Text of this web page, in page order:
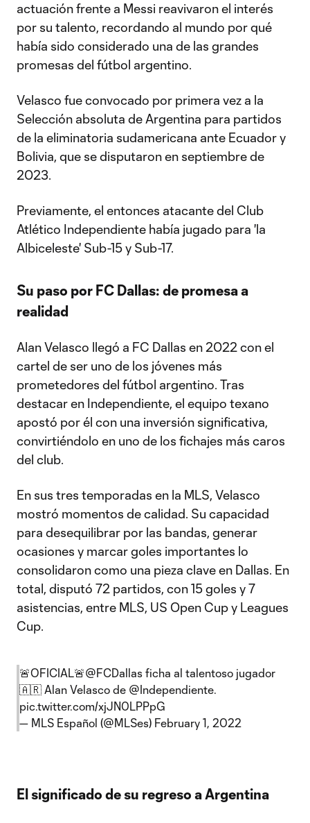
actuación frente a Messi reavivaron el interés
por su talento, recordando al mundo por qué
había sido considerado una de las grandes
promesas del fútbol argentino.
Velasco fue convocado por primera vez a la
Selección absoluta de Argentina para partidos
de la eliminatoria sudamericana ante Ecuador y
Bolivia, que se disputaron en septiembre de
2023.
Previamente, el entonces atacante del Club
Atlético Independiente había jugado para 'la
Albiceleste' Sub-15 y Sub-17.
Su paso por FC Dallas: de promesa a
realidad
Alan Velasco llegó a FC Dallas en 2022 con el
cartel de ser uno de los jóvenes más
prometedores del fútbol argentino. Tras
destacar en Independiente, el equipo texano
apostó por él con una inversión significativa,
convirtiéndolo en uno de los fichajes más caros
del club.
En sus tres temporadas en la MLS, Velasco
mostró momentos de calidad. Su capacidad
para desequilibrar por las bandas, generar
ocasiones y marcar goles importantes lo
consolidaron como una pieza clave en Dallas. En
total, disputó 72 partidos, con 15 goles y 7
asistencias, entre MLS, US Open Cup y Leagues
Cup.
🚨OFICIAL🚨@FCDallas ficha al talentoso jugador
🇦🇷 Alan Velasco de @Independiente.
pic.twitter.com/xjJN0LPPpG
— MLS Español (@MLSes) February 1, 2022
El significado de su regreso a Argentina